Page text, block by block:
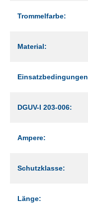
Trommelfarbe:
Material:
DGUV-I 203-006:
Ampere:
Schutzklasse:
Länge: